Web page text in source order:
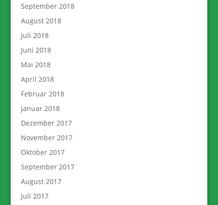
September 2018
August 2018
Juli 2018
Juni 2018
Mai 2018
April 2018
Februar 2018
Januar 2018
Dezember 2017
November 2017
Oktober 2017
September 2017
August 2017
Juli 2017